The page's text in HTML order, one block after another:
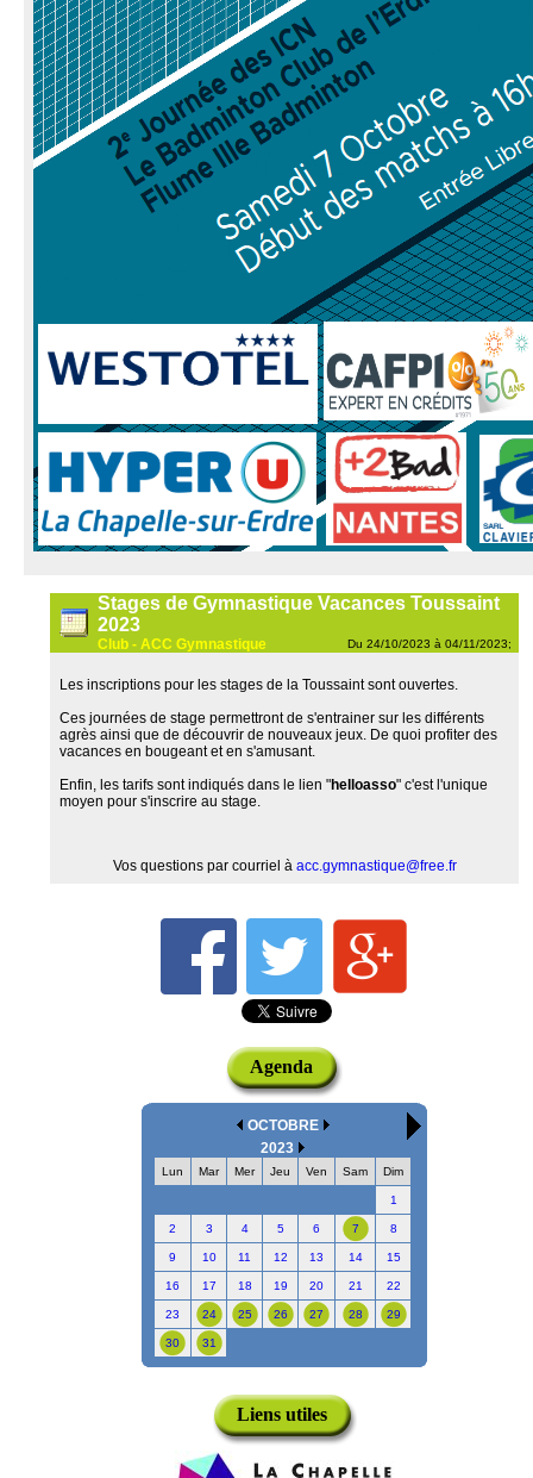
Stages de Gymnastique Vacances Toussaint
2023
Club - ACC Gymnastique Du 24/10/2023 à 04/11/2023;
Les inscriptions pour les stages de la Toussaint sont ouvertes.
Ces journées de stage permettront de s'entrainer sur les différents
agrès ainsi que de découvrir de nouveaux jeux. De quoi profiter des
vacances en bougeant et en s'amusant.
Enfin, les tarifs sont indiqués dans le lien "helloasso" c'est l'unique
moyen pour s'inscrire au stage.
Vos questions par courriel à acc.gymnastique@free.fr
Agenda
OCTOBRE
2023
Lun Mar Mer Jeu Ven Sam Dim
1
2 3 4 5 6 7 8
9 10 11 12 13 14 15
16 17 18 19 20 21 22
23 24 25 26 27 28 29
30 31
Liens utiles